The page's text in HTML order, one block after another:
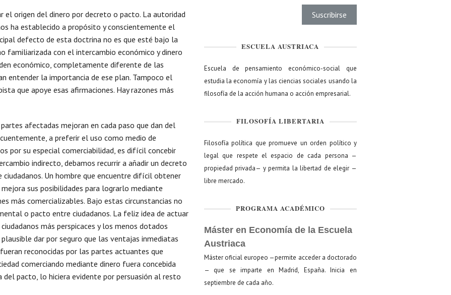
el origen del dinero por decreto o pacto. La autoridad
ha establecido a propósito y conscientemente el
defecto de esta doctrina no es que esté bajo la
familiarizada con el intercambio económico y dinero
económico, completamente diferente de las
entender la importancia de ese plan. Tampoco el
que apoye esas afirmaciones. Hay razones más
afectadas mejoran en cada paso que dan del
a preferir el uso como medio de
por su especial comerciabilidad, es difícil concebir
indirecto, debamos recurrir a añadir un decreto
Un hombre que encuentre difícil obtener
sus posibilidades para lograrlo mediante
más comercializables. Bajo estas circunstancias no
o pacto entre ciudadanos. La feliz idea de actuar
más perspicaces y los menos dotados
dar por seguro que las ventajas inmediatas
reconocidas por las partes actuantes que
comerciando mediante dinero fuera concebida
pacto, lo hiciera evidente por persuasión al resto
ESCUELA AUSTRIACA
Escuela de pensamiento económico-social que
estudia la economía y las ciencias sociales usando la
filosofía de la acción humana o acción empresarial.
FILOSOFÍA LIBERTARIA
Filosofía política que promueve un orden político y
legal que respete el espacio de cada persona —
propiedad privada— y permita la libertad de elegir —
libre mercado.
PROGRAMA ACADÉMICO
Máster en Economía de la Escuela
Austriaca
Máster oficial europeo —permite acceder a doctorado
— que se imparte en Madrid, España. Inicia en
septiembre de cada año.